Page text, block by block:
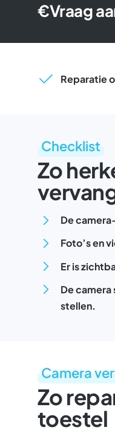
€Vraag
Reparatie
Checklist
Zo
De
Foto’s en
Er is
De
stellen.
Camera
Zo
toestel